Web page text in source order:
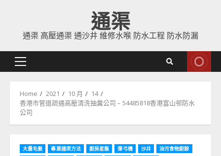
content
通渠
通渠 高壓通渠 通沙井 維修水喉 防水工程 防水防漏
Primary
Home 2021 10 月
14
香港市管道疏通高壓清洗抽糞公司 – 54485818香港富山邨防水
公司
大量毛髮 專業通渠方法 廚房星盤 彈弓機 沙井
油污食物廚餘